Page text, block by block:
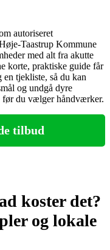
autoriseret
Kommune
med alt fra akutte
korte, praktiske guide får
en tjekliste, så du kan
og undgå dyre
du vælger håndværker.
tilbud
koster det?
og lokale